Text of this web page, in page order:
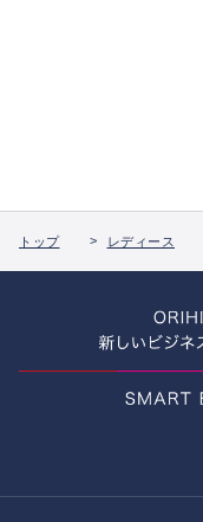
トップ レディース